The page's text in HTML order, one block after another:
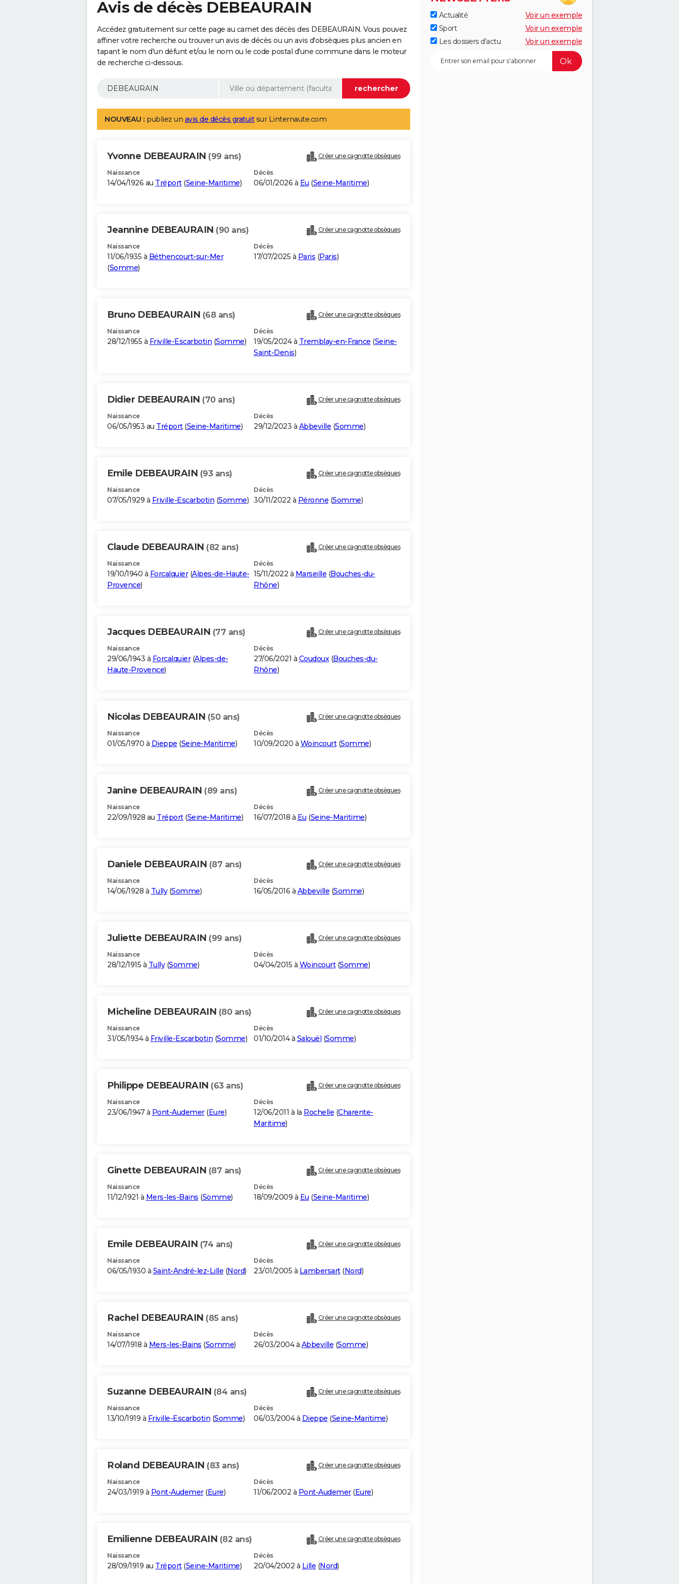
Avis de décès DEBEAURAIN
Accédez gratuitement sur cette page au carnet des décès des DEBEAURAIN. Vous pouvez
affiner votre recherche ou trouver un avis de décès ou un avis d'obsèques plus ancien en
tapant le nom d'un défunt et/ou le nom ou le code postal d'une commune dans le moteur
de recherche ci-dessous.
NOUVEAU : publiez un avis de décès gratuitsur Linternaute.com
Yvonne DEBEAURAIN (99 ans) Créer une cagnotte obsèques
Naissance
14/04/1926 au Tréport(Seine-Maritime)
Décès
06/01/2026 à Eu (Seine-Maritime)
Jeannine DEBEAURAIN (90 ans) Créer une cagnotte obsèques
Naissance
11/06/1935 à Béthencourt-sur-Mer
(Somme)
Décès
17/07/2025 à Paris (Paris)
Bruno DEBEAURAIN (68 ans) Créer une cagnotte obsèques
Naissance
28/12/1955 à Friville-Escarbotin (Somme)
Décès
19/05/2024 à Tremblay-en-France (Seine-
Saint-Denis)
Didier DEBEAURAIN (70 ans) Créer une cagnotte obsèques
Naissance
06/05/1953 au Tréport(Seine-Maritime)
Décès
29/12/2023 à Abbeville (Somme)
Emile DEBEAURAIN (93 ans) Créer une cagnotte obsèques
Naissance
07/05/1929 à Friville-Escarbotin (Somme)
Décès
30/11/2022 à Péronne (Somme)
Claude DEBEAURAIN (82 ans) Créer une cagnotte obsèques
Naissance
19/10/1940 à Forcalquier(Alpes-de-Haute-
Provence)
Décès
15/11/2022 à Marseille (Bouches-du-
Rhône)
Jacques DEBEAURAIN (77 ans) Créer une cagnotte obsèques
Naissance
29/06/1943 à Forcalquier(Alpes-de-
Haute-Provence)
Décès
27/06/2021 à Coudoux(Bouches-du-
Rhône)
Nicolas DEBEAURAIN (50 ans) Créer une cagnotte obsèques
Naissance
01/05/1970 à Dieppe (Seine-Maritime)
Décès
10/09/2020 à Woincourt(Somme)
Janine DEBEAURAIN (89 ans) Créer une cagnotte obsèques
Naissance
22/09/1928 au Tréport(Seine-Maritime)
Décès
16/07/2018 à Eu (Seine-Maritime)
Daniele DEBEAURAIN (87 ans) Créer une cagnotte obsèques
Naissance
14/06/1928 à Tully(Somme)
Décès
16/05/2016 à Abbeville (Somme)
Juliette DEBEAURAIN (99 ans) Créer une cagnotte obsèques
Naissance
28/12/1915 à Tully(Somme)
Décès
04/04/2015 à Woincourt(Somme)
Micheline DEBEAURAIN (80 ans) Créer une cagnotte obsèques
Naissance
31/05/1934 à Friville-Escarbotin (Somme)
Décès
01/10/2014 à Salouël (Somme)
Philippe DEBEAURAIN (63 ans) Créer une cagnotte obsèques
Naissance
23/06/1947 à Pont-Audemer(Eure)
Décès
12/06/2011 à la Rochelle (Charente-
Maritime)
Ginette DEBEAURAIN (87 ans) Créer une cagnotte obsèques
Naissance
11/12/1921 à Mers-les-Bains (Somme)
Décès
18/09/2009 à Eu (Seine-Maritime)
Emile DEBEAURAIN (74 ans) Créer une cagnotte obsèques
Naissance
06/05/1930 à Saint-André-lez-Lille (Nord)
Décès
23/01/2005 à Lambersart(Nord)
Rachel DEBEAURAIN (85 ans) Créer une cagnotte obsèques
Naissance
14/07/1918 à Mers-les-Bains (Somme)
Décès
26/03/2004 à Abbeville (Somme)
Suzanne DEBEAURAIN (84 ans) Créer une cagnotte obsèques
Naissance
13/10/1919 à Friville-Escarbotin (Somme)
Décès
06/03/2004 à Dieppe (Seine-Maritime)
Roland DEBEAURAIN (83 ans) Créer une cagnotte obsèques
Naissance
24/03/1919 à Pont-Audemer(Eure)
Décès
11/06/2002 à Pont-Audemer(Eure)
Emilienne DEBEAURAIN (82 ans) Créer une cagnotte obsèques
Naissance
28/09/1919 au Tréport(Seine-Maritime)
Décès
20/04/2002 à Lille (Nord)
Actualité
Voir un exemple
Sport
Voir un exemple
Les dossiers d'actu
Voir un exemple